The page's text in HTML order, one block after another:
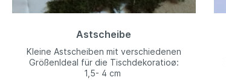
Astscheibe
Kleine Astscheiben mit verschiedenen
GrößenIdeal für die Tischdekoratioø:
1,5- 4 cm